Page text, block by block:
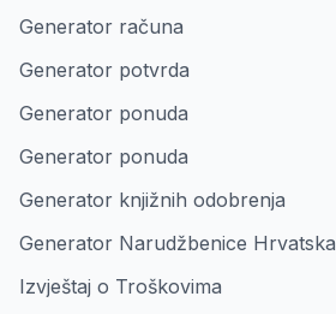
Generator računa
Generator potvrda
Generator ponuda
Generator ponuda
Generator knjižnih odobrenja
Generator Narudžbenice Hrvatska
Izvještaj o Troškovima